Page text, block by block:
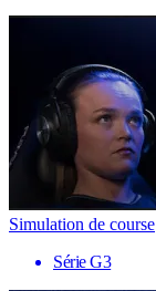
Simulation de course
Série G3